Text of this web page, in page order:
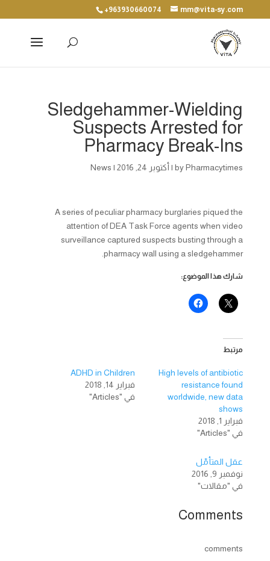
+963930660074 mm@vita-sy.com
Sledgehammer-Wielding
Suspects Arrested for
Pharmacy Break-Ins
byPharmacytimes
| أكتوبر 24, 2016 |
News
A series of peculiar pharmacy burglaries piqued the
attention of DEA Task Force agents when video
surveillance captured suspects busting through a
pharmacy wall using a sledgehammer.
شارك هذا الموضوع:
مرتبط
High levels of antibiotic
resistance found
worldwide, new data
shows
فبراير 1, 2018
في "Articles"
ADHD in Children
فبراير 14, 2018
في "Articles"
عقل المتأمّل
نوفمبر 9, 2016
في "مقالات"
Comments
comments